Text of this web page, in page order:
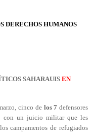
DERECHOS HUMANOS
SAHARAUIS EN
cinco de los 7 defensores
con un juicio militar que les
campamentos de refugiados